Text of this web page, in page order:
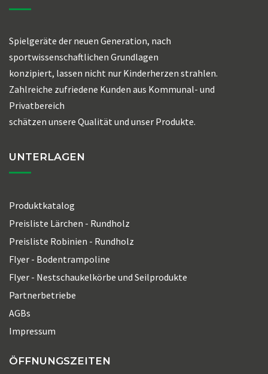
Spielgeräte der neuen Generation, nach
sportwissenschaftlichen Grundlagen
konzipiert, lassen nicht nur Kinderherzen strahlen.
Zahlreiche zufriedene Kunden aus Kommunal- und
Privatbereich
schätzen unsere Qualität und unser Produkte.
UNTERLAGEN
Produktkatalog
Preisliste Lärchen - Rundholz
Preisliste Robinien - Rundholz
Flyer - Bodentrampoline
Flyer - Nestschaukelkörbe und Seilprodukte
Partnerbetriebe
AGBs
Impressum
ÖFFNUNGSZEITEN